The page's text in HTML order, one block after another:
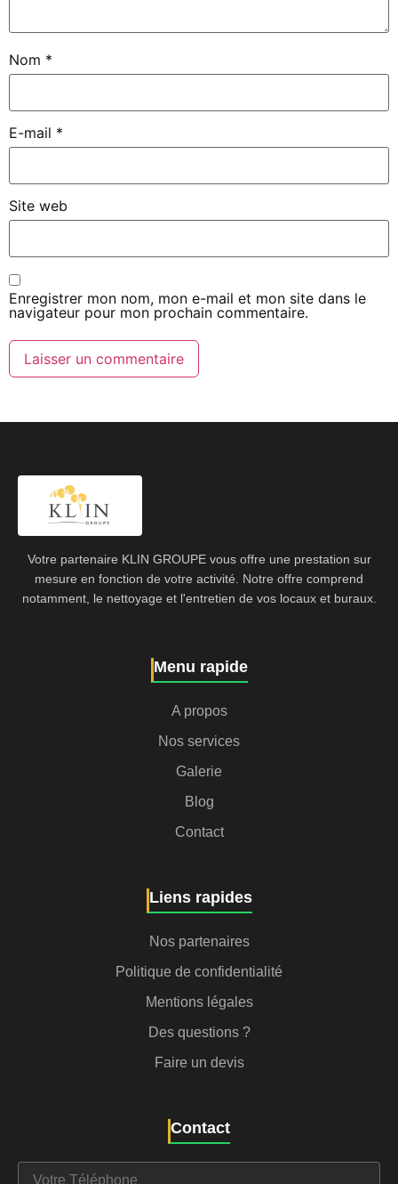
Nom *
E-mail *
Site web
Enregistrer mon nom, mon e-mail et mon site dans le
navigateur pour mon prochain commentaire.
Votre partenaire KLIN GROUPE vous offre une prestation sur
mesure en fonction de votre activité. Notre offre comprend
notamment, le nettoyage et l'entretien de vos locaux et buraux.
Menu rapide
A propos
Nos services
Galerie
Blog
Contact
Liens rapides
Nos partenaires
Politique de confidentialité
Mentions légales
Des questions ?
Faire un devis
Contact